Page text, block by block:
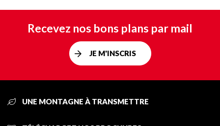
Recevez nos bons plans par mail
JE M'INSCRIS
UNE MONTAGNE À TRANSMETTRE